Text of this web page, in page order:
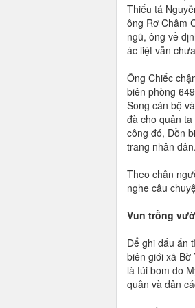
Thiếu tá
ông Rơ Châm
ngũ, ông về
ác liệt vẫn
Ông Chiếc
biên phòng
Song cán bộ
đà cho quân
công đó, Đồn
trang nhân dân.
Theo chân
nghe câu
Vun trồng
Để ghi dấu ấn
biên giới xã
là túi bom do
quân và dân